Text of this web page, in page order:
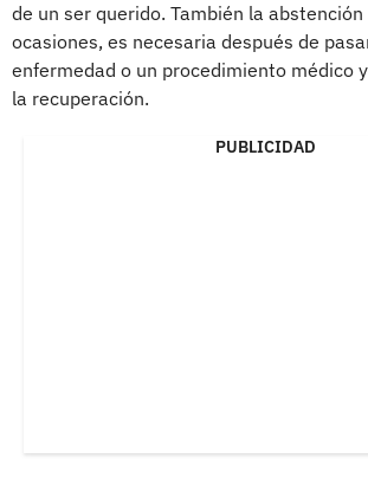
de un ser querido. También la abstención
ocasiones, es necesaria después de
enfermedad o un procedimiento médico
la recuperación.
PUBLICIDAD